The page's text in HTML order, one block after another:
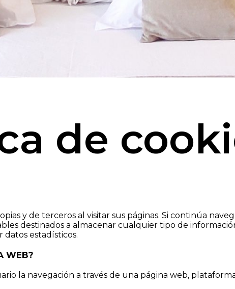
de
y de terceros al visitar sus páginas. Si continúa
destinados a almacenar cualquier tipo de
datos estadísticos.
WEB?
la navegación a través de una página web,